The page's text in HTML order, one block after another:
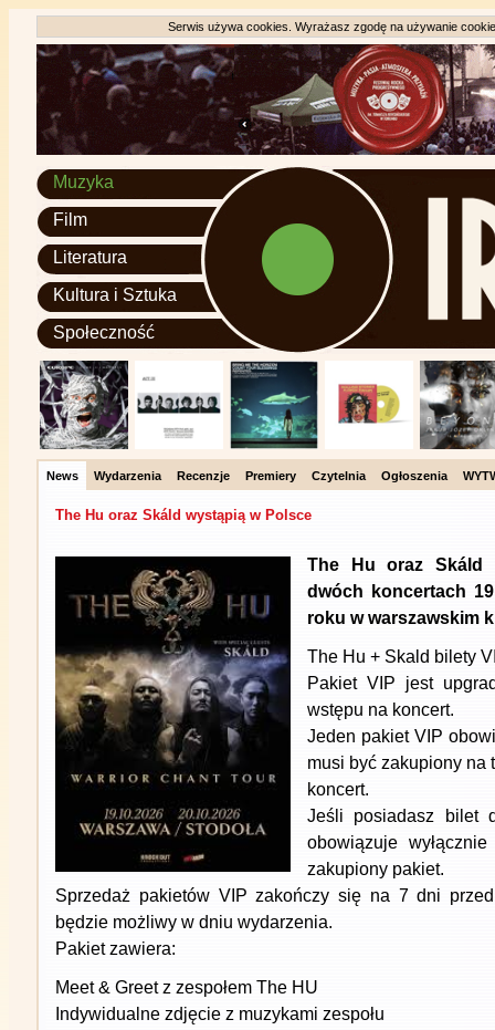
Serwis używa cookies. Wyrażasz zgodę na używanie
Muzyka
Film
Literatura
Kultura i Sztuka
Społeczność
News Wydarzenia Recenzje Premiery Czytelnia Ogłoszenia
The Hu oraz Skáld wystąpią w Polsce
The Hu oraz Skáld
dwóch koncertach
roku w warszawskim
The Hu + Skald bilety
Pakiet VIP jest
wstępu na koncert.
Jeden pakiet VIP
musi być zakupiony na
koncert.
Jeśli posiadasz bilet
obowiązuje
zakupiony pakiet.
Sprzedaż pakietów VIP zakończy się na 7 dni
będzie możliwy w dniu wydarzenia.
Pakiet zawiera:
Meet & Greet z zespołem The HU
Indywidualne zdjęcie z muzykami zespołu